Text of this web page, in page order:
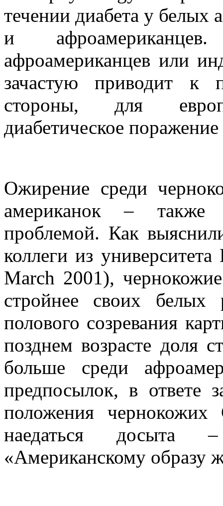
течении диабета у белых
и
афроамериканцев или
зачастую приводит к
стороны, для
диабетическое
Ожирение среди
американок – также
проблемой. Как
коллеги из
March 2001),
стройнее своих белых
полового созревания
позднем возрасте доля
больше среди
предпосылок, в ответе
положения
наедаться досыта
«Американскому образу